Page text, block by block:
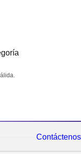
Contáctenos